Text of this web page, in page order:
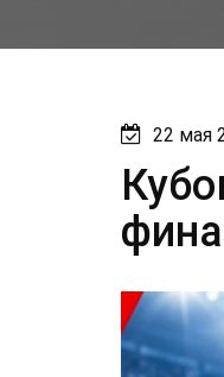
22 мая